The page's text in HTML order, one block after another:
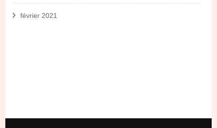
février 2021